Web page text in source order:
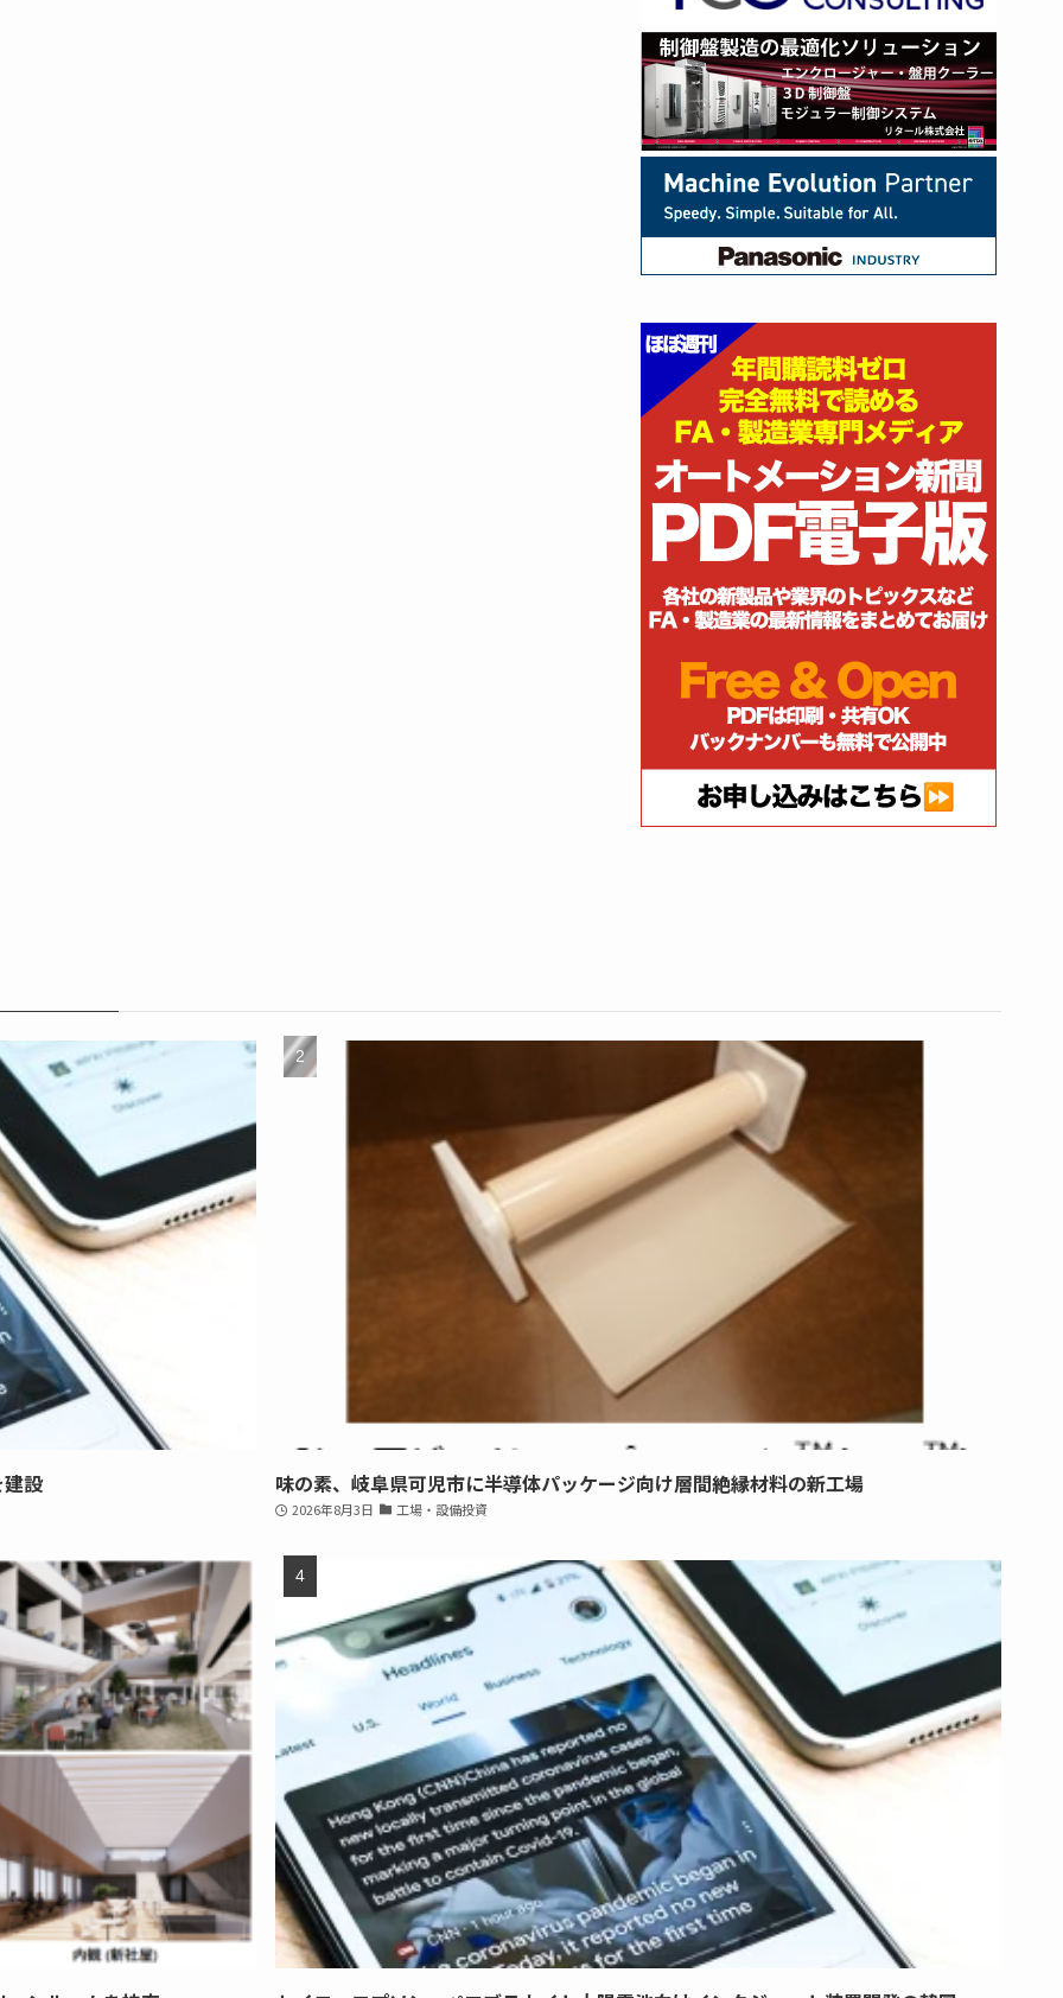
設 味の素、岐阜県可児市に半導体パッケージ向け層間絶縁材料の新工場
2026年8月3日 工場・設備投資